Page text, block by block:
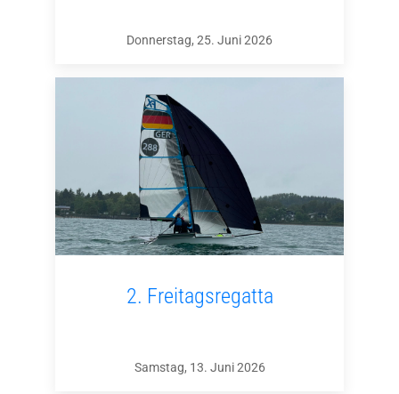
Donnerstag, 25. Juni 2026
2. Freitagsregatta
Samstag, 13. Juni 2026